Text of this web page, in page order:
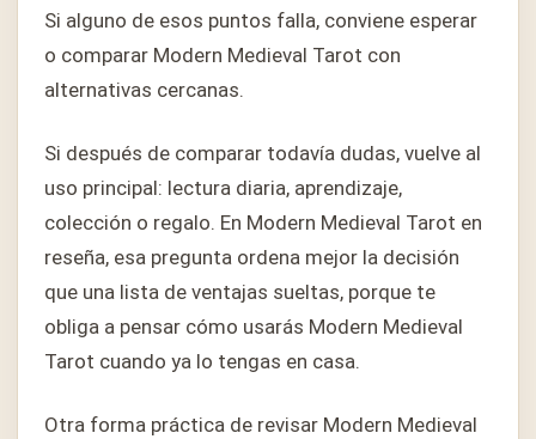
Si alguno de esos puntos falla, conviene esperar
o comparar Modern Medieval Tarot con
alternativas cercanas.
Si después de comparar todavía dudas, vuelve al
uso principal: lectura diaria, aprendizaje,
colección o regalo. En Modern Medieval Tarot en
reseña, esa pregunta ordena mejor la decisión
que una lista de ventajas sueltas, porque te
obliga a pensar cómo usarás Modern Medieval
Tarot cuando ya lo tengas en casa.
Otra forma práctica de revisar Modern Medieval